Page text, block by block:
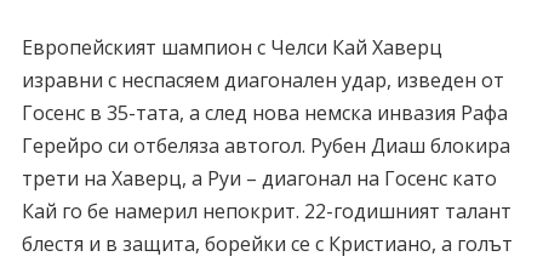
Европейският шампион с Челси Кай Хаверц
изравни с неспасяем диагонален удар, изведен от
Госенс в 35-тата, а след нова немска инвазия Рафа
Герейро си отбеляза автогол. Рубен Диаш блокира
трети на Хаверц, а Руи – диагонал на Госенс като
Кай го бе намерил непокрит. 22-годишният талант
блестя и в защита, борейки се с Кристиано, а голът